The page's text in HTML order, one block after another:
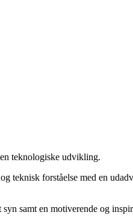
teknologiske udvikling.
teknisk forståelse med en
samt en motiverende og